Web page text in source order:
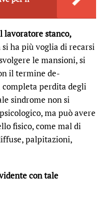
lavoratore stanco,
si ha più voglia di recarsi
le mansioni, si
il termine de-
perdita degli
sindrome non si
ma può avere
fisico, come mal di
palpitazioni,
con tale